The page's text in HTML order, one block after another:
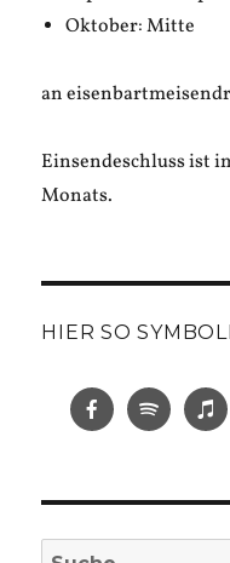
Oktober: Mitte
an
Einsendeschluss ist
Monats.
HIER SO
Suche